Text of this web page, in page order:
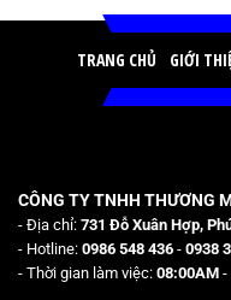
TRANG CHỦ GIỚI
CÔNG TY TNHH THƯƠNG
- Địa chỉ: 731 Đỗ Xuân Hợp,
- Hotline: 0986 548 436 - 0938
- Thời gian làm việc: 08:00AM -